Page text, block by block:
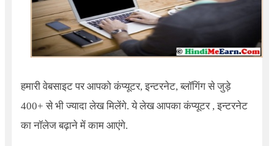
हमारी वेबसाइट पर आपको कंप्यूटर, इन्टरनेट, ब्लॉगिंग से जुड़े
400+ से भी ज्यादा लेख मिलेंगे. ये लेख आपका कंप्यूटर , इन्टरनेट
का नॉलेज बढ़ाने में काम आएंगे.